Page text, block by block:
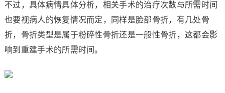
不过，具体病情具体分析，相关手术的治疗次数与所需时间
也要视病人的恢复情况而定，同样是脸部骨折，有几处骨
折，骨折类型是属于粉碎性骨折还是一般性骨折，这都会影
响到重建手术的所需时间。